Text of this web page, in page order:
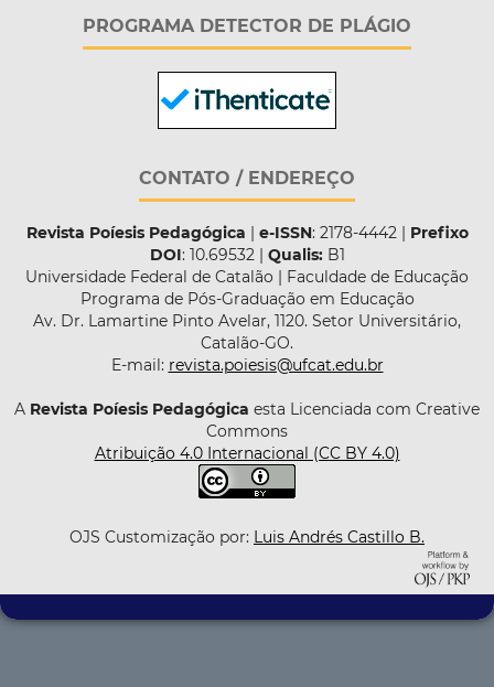
PROGRAMA DETECTOR DE PLÁGIO
CONTATO / ENDEREÇO
Revista Poíesis Pedagógica | e-ISSN: 2178-4442 | Prefixo
DOI: 10.69532 | Qualis:B1
Universidade Federal de Catalão | Faculdade de Educação
Programa de Pós-Graduação em Educação
Av. Dr. Lamartine Pinto Avelar, 1120. Setor Universitário,
Catalão-GO.
E-mail: revista.poiesis@ufcat.edu.br
A Revista Poíesis Pedagógica esta Licenciada com Creative
Commons
Atribuição 4.0 Internacional (CC BY 4.0)
OJS Customização por: Luis Andrés Castillo B.